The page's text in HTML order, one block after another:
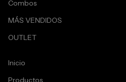
Combos
MÁS VENDIDOS
OUTLET
Inicio
Productos